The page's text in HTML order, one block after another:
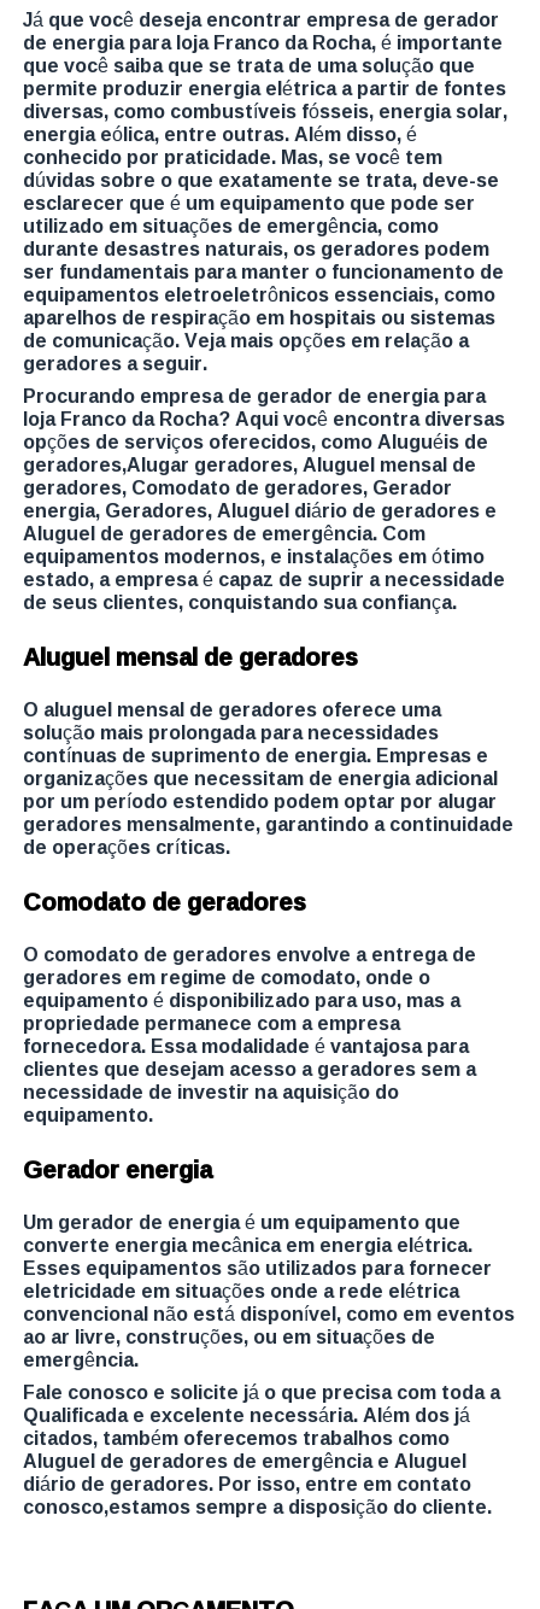
Já que você deseja encontrar empresa de gerador
de energia para loja Franco da Rocha, é importante
que você saiba que se trata de uma solução que
permite produzir energia elétrica a partir de fontes
diversas, como combustíveis fósseis, energia solar,
energia eólica, entre outras. Além disso, é
conhecido por praticidade. Mas, se você tem
dúvidas sobre o que exatamente se trata, deve-se
esclarecer que é um equipamento que pode ser
utilizado em situações de emergência, como
durante desastres naturais, os geradores podem
ser fundamentais para manter o funcionamento de
equipamentos eletroeletrônicos essenciais, como
aparelhos de respiração em hospitais ou sistemas
de comunicação. Veja mais opções em relação a
geradores a seguir.
Procurando empresa de gerador de energia para
loja Franco da Rocha? Aqui você encontra diversas
opções de serviços oferecidos, como Aluguéis de
geradores,Alugar geradores, Aluguel mensal de
geradores, Comodato de geradores, Gerador
energia, Geradores, Aluguel diário de geradores e
Aluguel de geradores de emergência. Com
equipamentos modernos, e instalações em ótimo
estado, a empresa é capaz de suprir a necessidade
de seus clientes, conquistando sua confiança.
Aluguel mensal de geradores
O aluguel mensal de geradores oferece uma
solução mais prolongada para necessidades
contínuas de suprimento de energia. Empresas e
organizações que necessitam de energia adicional
por um período estendido podem optar por alugar
geradores mensalmente, garantindo a continuidade
de operações críticas.
Comodato de geradores
O comodato de geradores envolve a entrega de
geradores em regime de comodato, onde o
equipamento é disponibilizado para uso, mas a
propriedade permanece com a empresa
fornecedora. Essa modalidade é vantajosa para
clientes que desejam acesso a geradores sem a
necessidade de investir na aquisição do
equipamento.
Gerador energia
Um gerador de energia é um equipamento que
converte energia mecânica em energia elétrica.
Esses equipamentos são utilizados para fornecer
eletricidade em situações onde a rede elétrica
convencional não está disponível, como em eventos
ao ar livre, construções, ou em situações de
emergência.
Fale conosco e solicite já o que precisa com toda a
Qualificada e excelente necessária. Além dos já
citados, também oferecemos trabalhos como
Aluguel de geradores de emergência e Aluguel
diário de geradores. Por isso, entre em contato
conosco,estamos sempre a disposição do cliente.